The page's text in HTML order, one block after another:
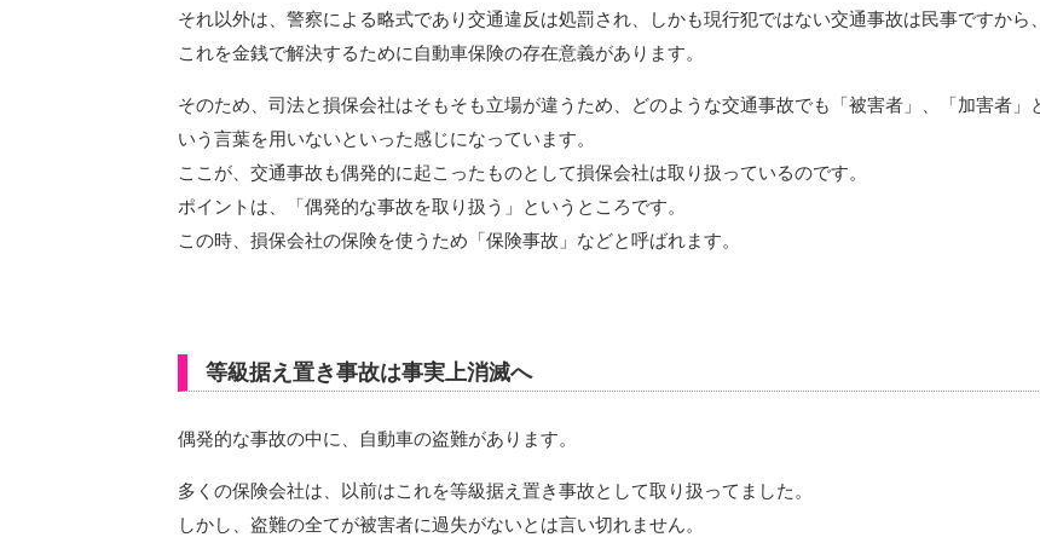
それ以外は、警察による略式であり交通違反は処罰され、しかも現行犯ではない交通事故は民事ですから、
これを金銭で解決するために自動車保険の存在意義があります。
そのため、司法と損保会社はそもそも立場が違うため、どのような交通事故でも「被害者」、「加害者」
いう言葉を用いないといった感じになっています。
ここが、交通事故も偶発的に起こったものとして損保会社は取り扱っているのです。
ポイントは、「偶発的な事故を取り扱う」というところです。
この時、損保会社の保険を使うため「保険事故」などと呼ばれます。
等級据え置き事故は事実上消滅へ
偶発的な事故の中に、自動車の盗難があります。
多くの保険会社は、以前はこれを等級据え置き事故として取り扱ってました。
しかし、盗難の全てが被害者に過失がないとは言い切れません。